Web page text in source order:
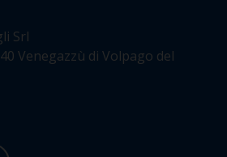
Srl
Venegazzù di Volpago del